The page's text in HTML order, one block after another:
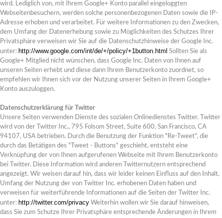
wird. Lediglich von, mit Ihrem Google+ Konto parallel eingeloggten
Webseitenbesuchern, werden solche personenbezogenen Daten sowie die IP-
Adresse erhoben und verarbeitet. Für weitere Informationen zu den Zwecken,
dem Umfang der Datenerhebung sowie zu Möglichkeiten des Schutzes Ihrer
Privatsphäre verweisen wir Sie auf die Datenschutzhinweise der Google Inc.
unter: http://www.google.com/int/de/+/policy/+1button.html Sollten Sie als
Google+ Mitglied nicht wünschen, dass Google Inc. Daten von Ihnen auf
unseren Seiten erhebt und diese dann Ihrem Benutzerkonto zuordnet, so
empfehlen wir Ihnen sich vor der Nutzung unserer Seiten in Ihrem Google+
Konto auszuloggen.
Datenschutzerklärung für Twitter
Unsere Seiten verwenden Dienste des sozialen Onlinedienstes Twitter. Twitter
wird von der Twitter Inc., 795 Folsom Street, Suite 600, San Francisco, CA
94107, USA betrieben. Durch die Benutzung der Funktion "Re-Tweet", die
durch das Betätigen des "Tweet - Buttons" geschieht, entsteht eine
Verknüpfung der von Ihnen aufgerufenen Webseite mit Ihrem Benutzerkonto
bei Twitter. Diese Information wird anderen Twitternutzern entsprechend
angezeigt. Wir weisen darauf hin, dass wir leider keinen Einfluss auf den Inhalt,
Umfang der Nutzung der von Twitter Inc. erhobenen Daten haben und
verweisen für weiterführende Informationen auf die Seiten der Twitter Inc.
unter: http://twitter.com/privacy Weiterhin wollen wir Sie darauf hinweisen,
dass Sie zum Schutze Ihrer Privatsphäre entsprechende Änderungen in Ihrem